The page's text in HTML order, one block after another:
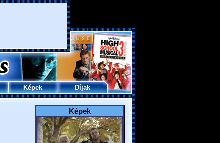
Képek Díjak
Képek